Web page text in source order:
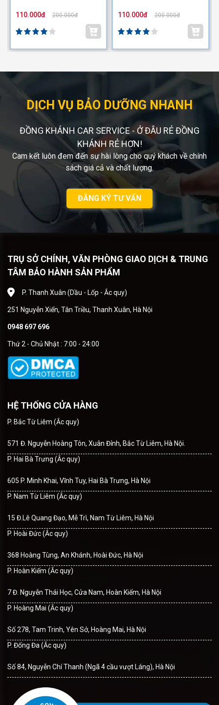
110.000đ 200.000đ 110.000đ 200.000đ
DỊCH VỤ BẢO DƯỠNG NHANH
ĐỒNG KHÁNH CAR SERVICE - Ở ĐÂU RẺ ĐỒNG
KHÁNH RẺ HƠN!
Cam kết luôn đem đến sự hài lòng cho quý khách về chính
sách giá cả và chất lượng.
ĐĂNG KÝ TƯ VẤN
TRỤ SỞ CHÍNH, VĂN PHÒNG GIAO DỊCH & TRUNG
TÂM BẢO HÀNH SẢN PHẨM
P. Thanh Xuân (Dầu - Lốp - Ắc quy)
251 Nguyễn Xiển, Tân Triều, Thanh Xuân, Hà Nội
0948 697 696
Thứ 2 - Chủ Nhật : 7:00 - 24:00
HỆ THỐNG CỬA HÀNG
P. Bắc Từ Liêm (Ắc quy)
571 Đ. Nguyễn Hoàng Tôn, Xuân Đỉnh, Bắc Từ Liêm, Hà Nội.
P. Hai Bà Trưng (Ắc quy)
605 P. Minh Khai, Vĩnh Tuy, Hai Bà Trưng, Hà Nội
P. Nam Từ Liêm (Ắc quy)
15 Đ.Lê Quang Đạo, Mễ Trì, Nam Từ Liêm, Hà Nội
P. Hoài Đức (Ắc quy)
368 Hoàng Tùng, An Khánh, Hoài Đức, Hà Nội
P. Hoàn Kiếm (Ắc quy)
7 Đ. Nguyễn Thái Học, Cửa Nam, Hoàn Kiếm, Hà Nội
P. Hoàng Mai (Ắc quy)
Số 278, Tam Trinh, Yên Sở, Hoàng Mai, Hà Nội
P. Đống Đa (Ắc quy)
Số 84, Nguyễn Chí Thanh (Ngã 4 cầu vượt Láng), Hà Nội